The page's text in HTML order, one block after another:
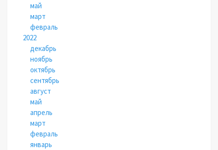
май
март
февраль
2022
декабрь
ноябрь
октябрь
сентябрь
август
май
апрель
март
февраль
январь